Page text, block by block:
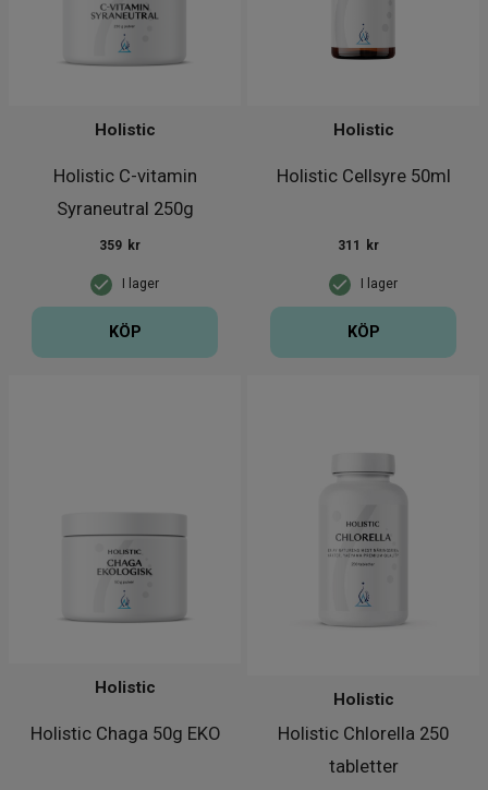
Holistic C-vitamin
Syraneutral 250g
Holistic
I lager
359 kr
KÖP
Holistic Cellsyre 50ml
Holistic
I lager
311 kr
KÖP
Holistic Chaga 50g EKO
Holistic
Holistic Chlorella 250
tabletter
Holistic